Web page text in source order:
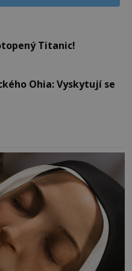
Titanic!
Ohia: Vyskytují se